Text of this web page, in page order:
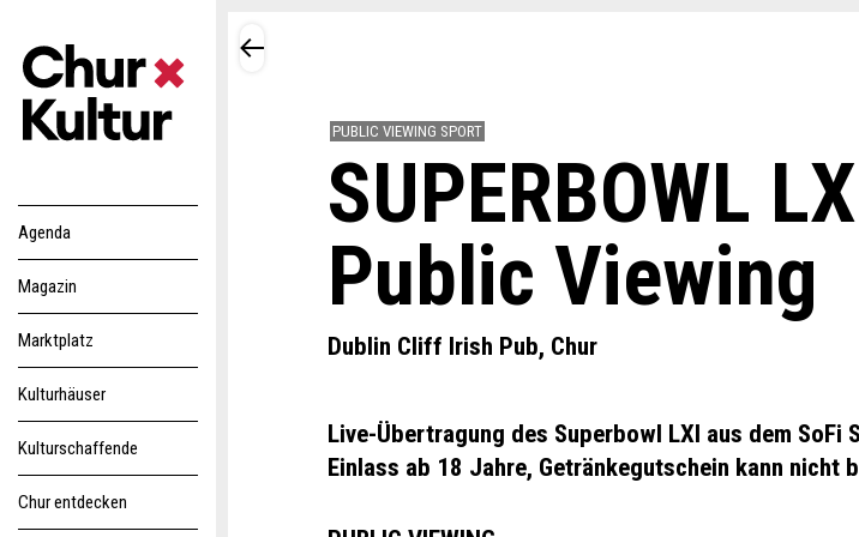
Agenda
Magazin
Marktplatz
Kulturhäuser
Kulturschaffende
Chur entdecken
PUBLIC VIEWING SPORT
SUPERBOWL
Public Viewing
Dublin Cliff Irish Pub, Chur
Live-Übertragung des Superbowl LXI aus dem SoFi
Einlass ab 18 Jahre, Getränkegutschein kann nicht